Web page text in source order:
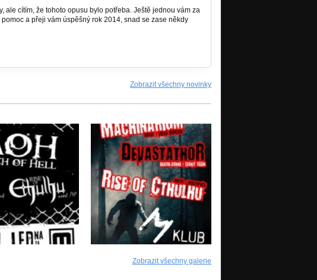
ale cítím, že tohoto opusu bylo potřeba. Ještě jednou vám za
a přeji vám úspěšný rok 2014, snad se zase někdy
Zobrazit všechny novinky
Zobrazit všechny galerie